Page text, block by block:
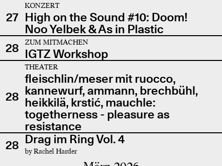
27
KONZERT
High on the Sound #10: Doom!
Noo Yelbek & As in Plastic
28
ZUM MITMACHEN
IGTZ Workshop
28
THEATER
fleischlin/meser mit ruocco,
kannewurf, ammann, brechbühl,
heikkilä, krstić, mauchle:
togetherness - pleasure as
resistance
28 Drag im Ring Vol. 4
by Rachel Harder